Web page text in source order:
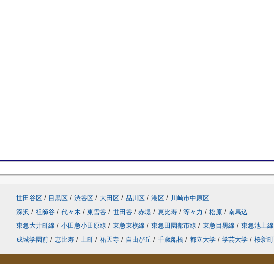
世田谷区 / 目黒区 / 渋谷区 / 大田区 / 品川区 / 港区 / 川崎市中原区
深沢 / 祖師谷 / 代々木 / 東雪谷 / 世田谷 / 赤堤 / 恵比寿 / 等々力 / 松原 / 南馬込
東急大井町線 / 小田急小田原線 / 東急東横線 / 東急田園都市線 / 東急目黒線 / 東急池上線
成城学園前 / 恵比寿 / 上町 / 祐天寺 / 自由が丘 / 千歳船橋 / 都立大学 / 学芸大学 / 桜新町